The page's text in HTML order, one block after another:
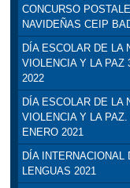
CONCURSO
NAVIDEÑAS CEIP
DÍA ESCOLAR DE LA
VIOLENCIA Y LA PAZ
2022
DÍA ESCOLAR DE LA
VIOLENCIA Y LA PAZ.
ENERO 2021
DÍA INTERNACIONAL
LENGUAS 2021